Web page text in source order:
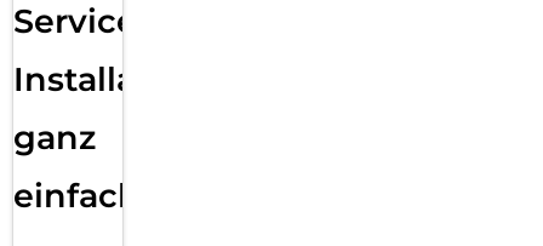
Services
Installation
ganz
einfach